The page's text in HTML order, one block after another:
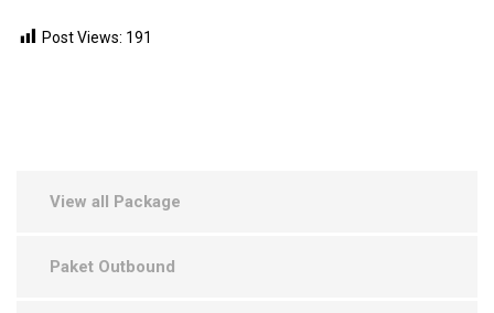
Post Views: 191
View all Package
Paket Outbound